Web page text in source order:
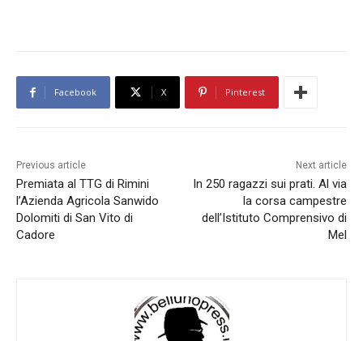
Facebook X Pinterest
Previous article
Premiata al TTG di Rimini
l’Azienda Agricola Sanwido
Dolomiti di San Vito di
Cadore
Next article
In 250 ragazzi sui prati. Al via
la corsa campestre
dell’Istituto Comprensivo di
Mel